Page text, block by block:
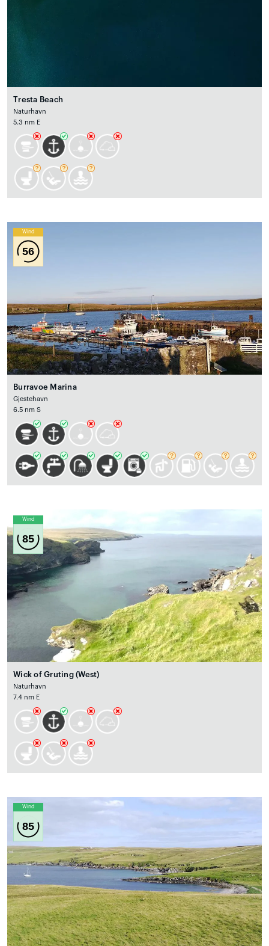
Tresta Beach
Naturhavn
5.3 nm E
Wind
56
Burravoe Marina
Gjestehavn
6.5 nm S
Wind
85
Wick of Gruting (West)
Naturhavn
7.4 nm E
Wind
85